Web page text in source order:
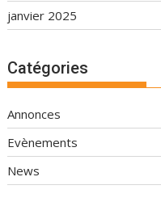
janvier 2025
Catégories
Annonces
Evènements
News